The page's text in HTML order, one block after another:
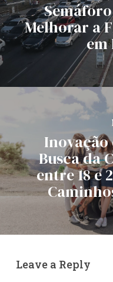
Melhorar a
em
Inovação
Busca da
entre 18 e
Leave a Reply